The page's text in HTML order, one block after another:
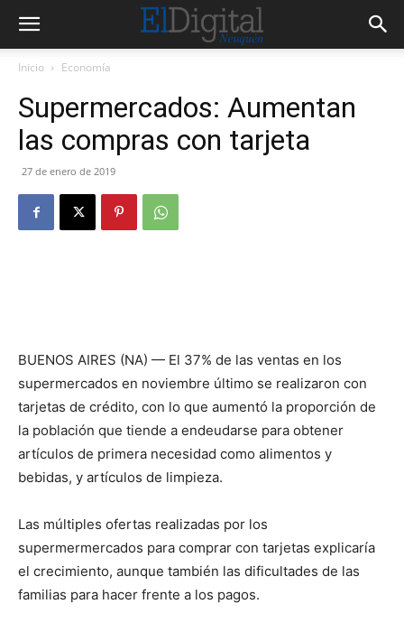
Inicio Economía
Supermercados: Aumentan
las compras con tarjeta
27 de enero de 2019
BUENOS AIRES (NA) — El 37% de las ventas en los
supermercados en noviembre último se realizaron con
tarjetas de crédito, con lo que aumentó la proporción de
la población que tiende a endeudarse para obtener
artículos de primera necesidad como alimentos y
bebidas, y artículos de limpieza.
Las múltiples ofertas realizadas por los
supermermercados para comprar con tarjetas explicaría
el crecimiento, aunque también las dificultades de las
familias para hacer frente a los pagos.